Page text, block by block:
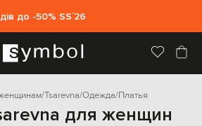
до -50% SS`26
Tsarevna Одежда Платья
для женщин